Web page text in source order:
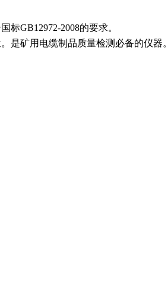
标GB12972-2008的要求。
是矿用电缆制品质量检测必备的仪器。